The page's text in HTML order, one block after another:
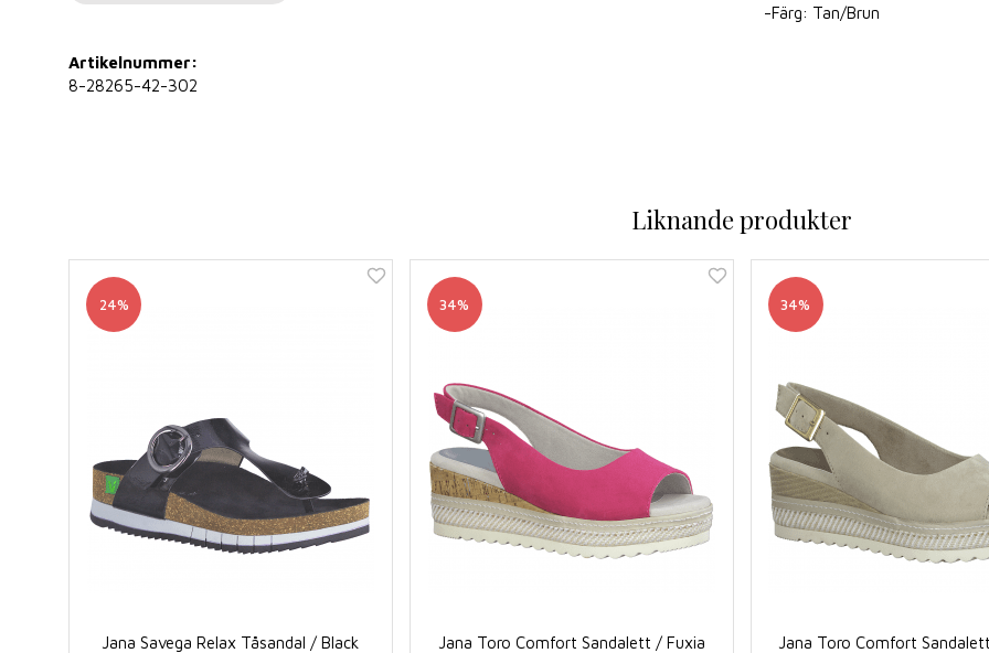
-Färg: Tan/Brun
Artikelnummer:
8-28265-42-302
Liknande produkter
24%
Jana Savega Relax Tåsandal / Black
34%
Jana Toro Comfort Sandalett / Fuxia
34%
Jana Toro Comfort